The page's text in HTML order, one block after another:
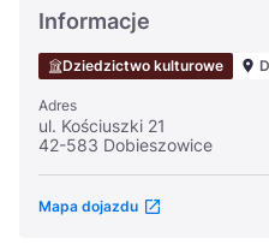
Informacje
Dziedzictwo kulturowe
Adres
ul. Kościuszki 21
42-583 Dobieszowice
Mapa dojazdu